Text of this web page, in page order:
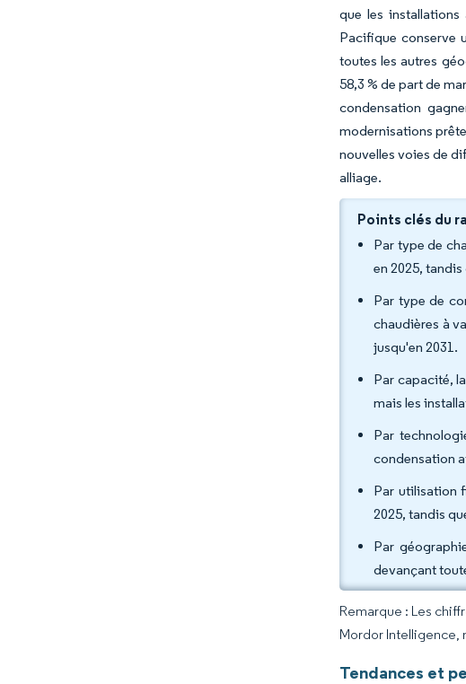
que les
Pacifique conserve
toutes les autres
58,3 % de part de
condensation
modernisations
nouvelles voies de
alliage.
Points clés du
Par type de
en 2025,
Par type de
chaudières à
jusqu'en 2031.
Par capacité,
mais les
Par
condensation
Par utilisation
2025, tandis
Par
devançant
Remarque : Les
Mordor Intelligence,
Tendances et